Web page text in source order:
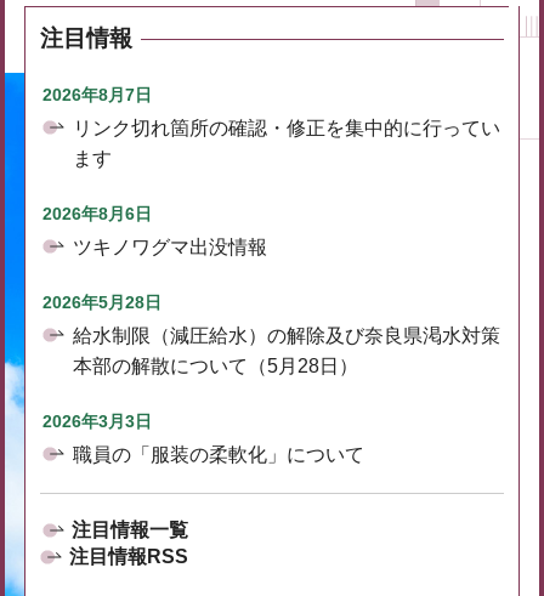
注目情報
2026年8月7日
リンク切れ箇所の確認・修正を集中的に行ってい
ます
2026年8月6日
ツキノワグマ出没情報
2026年5月28日
給水制限（減圧給水）の解除及び奈良県渇水対策
本部の解散について（5月28日）
2026年3月3日
職員の「服装の柔軟化」について
注目情報一覧
注目情報RSS